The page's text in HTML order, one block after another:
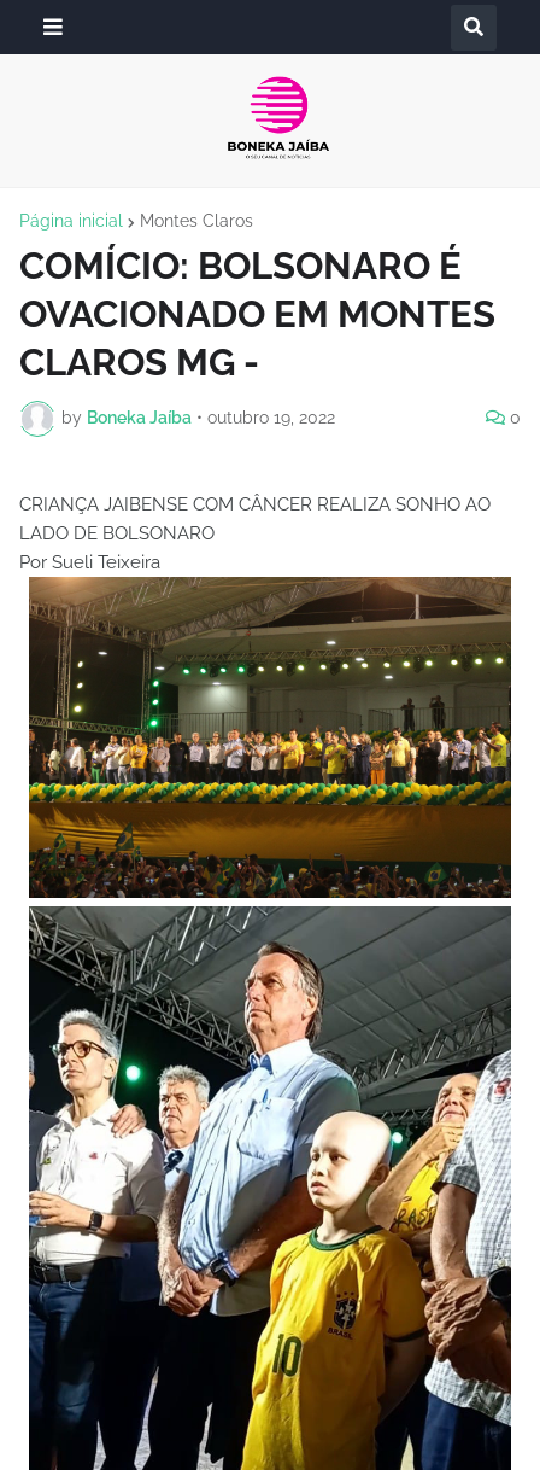
Página inicial Montes Claros
COMÍCIO: BOLSONARO É
OVACIONADO EM MONTES
CLAROS MG -
by Boneka Jaíba • outubro 19, 2022 0
CRIANÇA JAIBENSE COM CÂNCER REALIZA SONHO AO
LADO DE BOLSONARO
Por Sueli Teixeira